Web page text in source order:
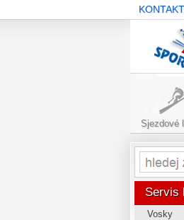
Sjezdové
Servis
Vosky